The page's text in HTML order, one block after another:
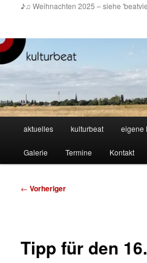
springen
♪♫ Weihnachten 2025 – siehe
aktuelles kulturbeat eigene
Galerie Termine Kontakt
Beitragsnavigation
← Vorheriger
Tipp für den